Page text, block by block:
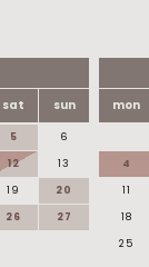
sat sun
5
6
12
13
19
20
26
27
mon
4
11
18
25